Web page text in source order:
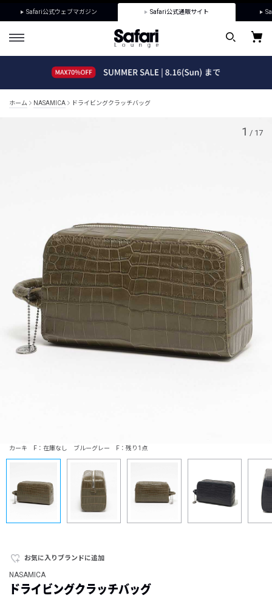
Safari公式ウェブマガジン Safari公式通販サイト
ホーム NASAMICA ドライビングクラッチバッグ
カーキ F：在庫なし ブルーグレー F：残り1点
1 / 17
お気に入りブランドに追加
NASAMICA
ドライビングクラッチバッグ